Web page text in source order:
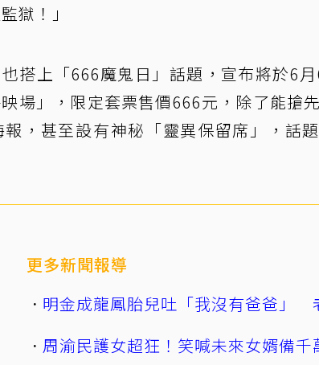
獄！」
搭上「666魔鬼日」話題，宣布將於6
場」，限定套票售價666元，除了能搶
報，甚至設有神秘「靈異保留席」，話
更多新聞報導
明金成龍鳳胎兒吐「我沒有爸爸」
周渝民護女超狂！笑喊未來女婿備千